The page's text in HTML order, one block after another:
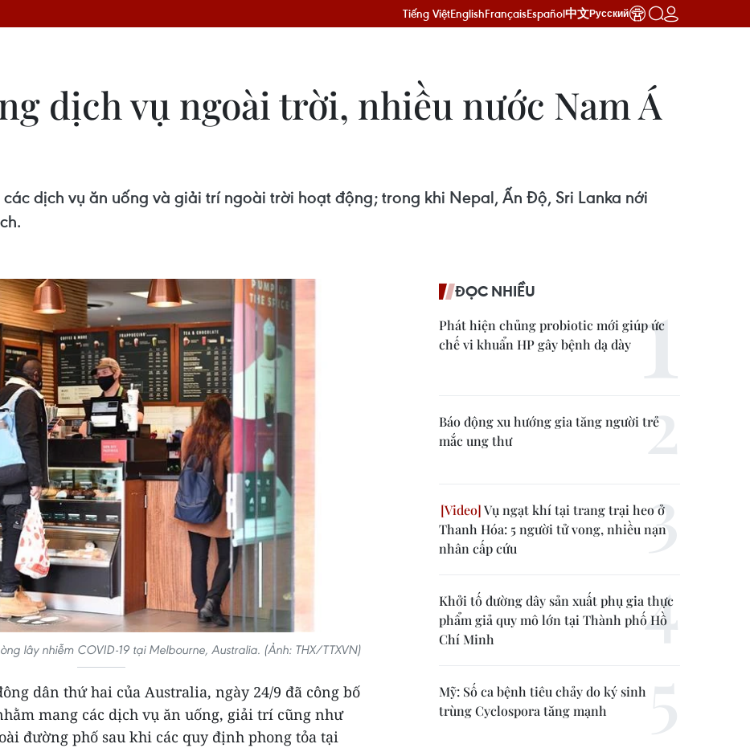
Tiếng ViệtEnglishFrançaisEspañol中文Русский
dịch vụ ngoài trời, nhiều nước Nam Á
dịch vụ ăn uống và giải trí ngoài trời hoạt động; trong khi Nepal, Ấn Độ, Sri Lanka nới
lây nhiễm COVID-19 tại Melbourne, Australia. (Ảnh: THX/TTXVN)
dân thứ hai của Australia, ngày 24/9 đã công bố
mang các dịch vụ ăn uống, giải trí cũng như
đường phố sau khi các quy định phong tỏa tại
ĐỌC NHIỀU
Phát hiện chủng probiotic mới giúp ức
chế vi khuẩn HP gây bệnh dạ dày
Báo động xu hướng gia tăng người trẻ
mắc ung thư
Vụ ngạt khí tại trang trại heo ở
Thanh Hóa: 5 người tử vong, nhiều nạn
nhân cấp cứu
Khởi tố đường dây sản xuất phụ gia thực
phẩm giả quy mô lớn tại Thành phố Hồ
Chí Minh
Mỹ: Số ca bệnh tiêu chảy do ký sinh
trùng Cyclospora tăng mạnh